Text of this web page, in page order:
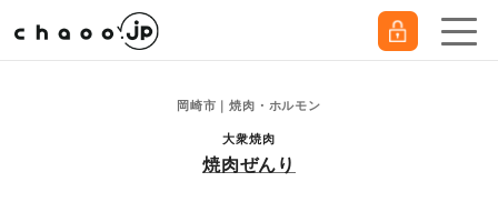
岡崎市｜焼肉・ホルモン
大衆焼肉
焼肉ぜんり